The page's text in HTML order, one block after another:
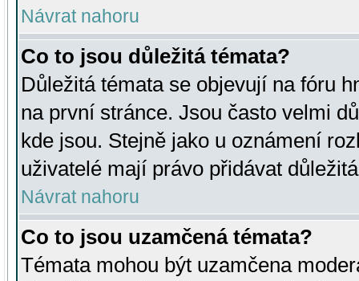
Návrat nahoru
Co to jsou důležitá témata?
Důležitá témata se objevují na fóru
na první stránce. Jsou často velmi
kde jsou. Stejně jako u oznámení
uživatelé mají právo přidávat
Návrat nahoru
Co to jsou uzamčená témata?
Témata mohou být uzamčena